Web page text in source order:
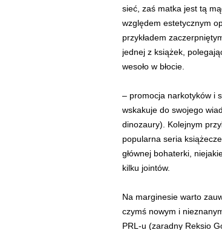
sieć, zaś matka jest tą
względem estetycznym
przykładem
jednej z książek,
wesoło w błocie.
– promocja narkotyków i
wskakuje do swojego
dinozaury). Kolejnym
popularna seria
głównej bohaterki,
kilku jointów.
Na marginesie warto
czymś nowym i
PRL-u (zaradny Reksio